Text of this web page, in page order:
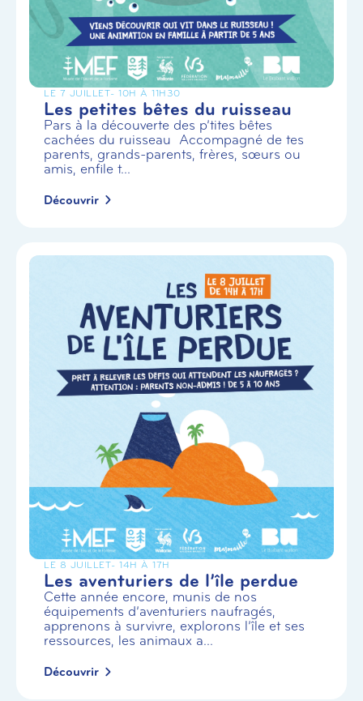
LE 7 JUILLET- 10H À 11H30
Les petites bêtes du ruisseau
Pars à la découverte des p’tites bêtes
cachées du ruisseau Accompagné de tes
parents, grands-parents, frères, sœurs ou
amis, enfile t...
Découvrir
LE 8 JUILLET- 14H À 17H
Les aventuriers de l’île perdue
Cette année encore, munis de nos
équipements d’aventuriers naufragés,
apprenons à survivre, explorons l’île et ses
ressources, les animaux a...
Découvrir